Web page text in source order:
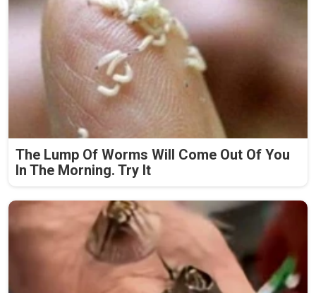
The Lump Of Worms Will Come Out Of You
In The Morning. Try It